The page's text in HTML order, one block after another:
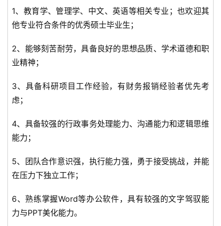
1、教育学、管理学、中文、英语等相关专业；也欢迎其
他专业符合条件的优秀硕士毕业生；
2、能够刻苦耐劳，具备良好的思想品质、学术道德和职
业精神；
3、具备科研项目工作经验，有财务报销经验者优先考
虑；
4、具备较强的行政事务处理能力、沟通能力和逻辑思维
能力；
5、团队合作意识强，执行能力强，勇于接受挑战，并能
在压力下独立工作；
6、熟练掌握Word等办公软件，具有较强的文字驾驭能
力与PPT美化能力。